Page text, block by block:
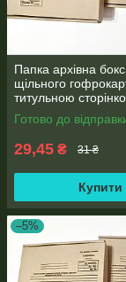
Папка архівна бокс
щільного
титульною
формату А4
корінець 40 мм
Готово до
29,45 ₴ 31 ₴
Купити
–5%